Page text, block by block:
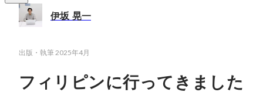
伊坂 晃一
出版・執筆2025年4月
フィリピンに行ってきました